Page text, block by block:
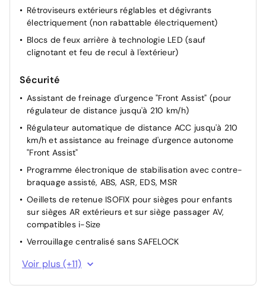
Sellerie en tissu "Triangle Ties"
Combiné d'instruments avec tachymètre électronique,
totalisateur kilométrique et totalisateur partiel,
compte-tours
Rétroviseurs extérieurs réglables et dégivrants
électriquement (non rabattable électriquement)
Blocs de feux arrière à technologie LED (sauf
clignotant et feu de recul à l'extérieur)
Sécurité
Assistant de freinage d'urgence "Front Assist" (pour
régulateur de distance jusqu'à 210 km/h)
Régulateur automatique de distance ACC jusqu'à 210
km/h et assistance au freinage d'urgence autonome
"Front Assist"
Programme électronique de stabilisation avec contre-
braquage assisté, ABS, ASR, EDS, MSR
Oeillets de retenue ISOFIX pour sièges pour enfants
sur sièges AR extérieurs et sur siège passager AV,
compatibles i-Size
Verrouillage centralisé sans SAFELOCK
Rétroviseur intérieur à réglage jour/nuit
Voir plus (+11)